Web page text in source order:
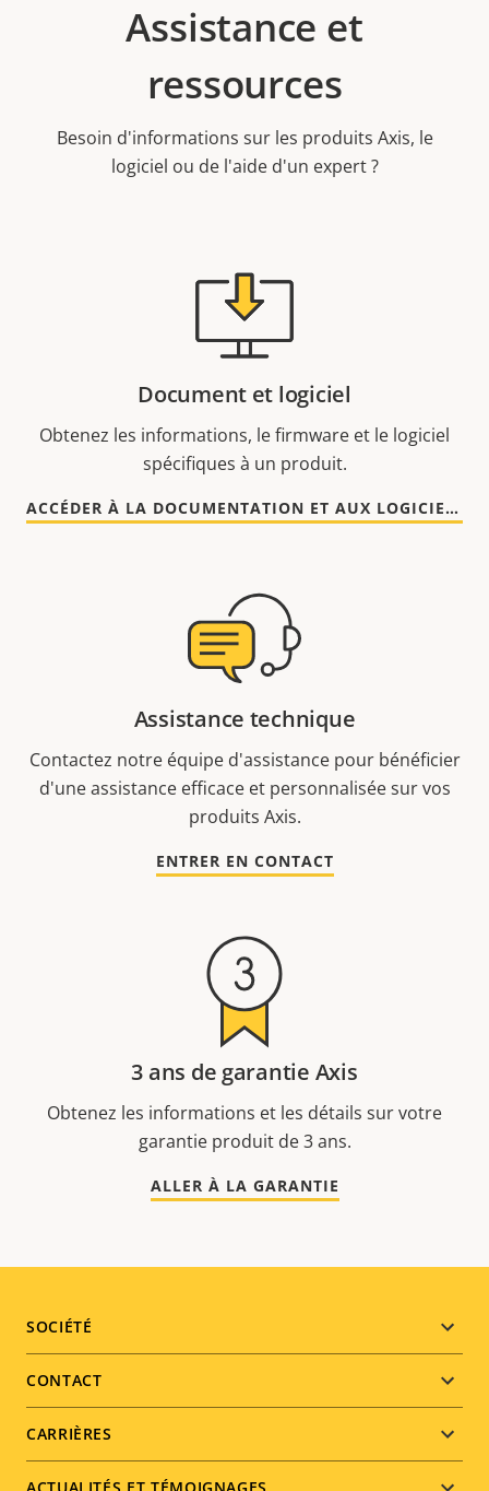
Assistance et
ressources
Besoin d'informations sur les produits Axis, le
logiciel ou de l'aide d'un expert ?
Document et logiciel
Obtenez les informations, le firmware et le logiciel
spécifiques à un produit.
ACCÉDER À LA DOCUMENTATION ET AUX LOGICIELS
Assistance technique
Contactez notre équipe d'assistance pour bénéficier
d'une assistance efficace et personnalisée sur vos
produits Axis.
ENTRER EN CONTACT
3 ans de garantie Axis
Obtenez les informations et les détails sur votre
garantie produit de 3 ans.
ALLER À LA GARANTIE
Footer
menu
SOCIÉTÉ
CONTACT
CARRIÈRES